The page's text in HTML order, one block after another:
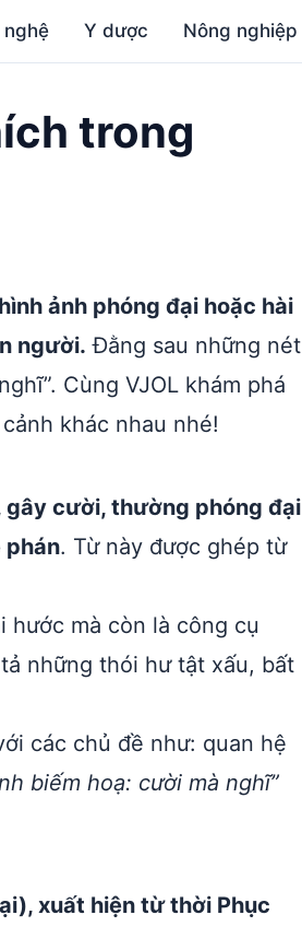
nghệ Y dược Nông nghiệp
trong
ảnh phóng đại hoặc hài
người. Đằng sau những nét
Cùng VJOL khám phá
khác nhau nhé!
gây cười, thường phóng đại
phán. Từ này được ghép từ
hước mà còn là công cụ
những thói hư tật xấu, bất
các chủ đề như: quan hệ
biếm hoạ: cười mà nghĩ”
xuất hiện từ thời Phục